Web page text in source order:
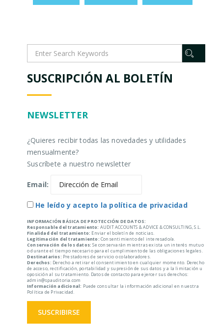
SUSCRIPCIÓN AL BOLETÍN
NEWSLETTER
¿Quieres recibir todas las novedades y utilidades
mensualmente?
Suscríbete a nuestro newsletter
Email:
He leído y acepto la política de privacidad
INFORMACIÓN BÁSICA DE PROTECCIÓN DE DATOS:
Responsable del tratamiento: AUDIT ACCOUNTS & ADVICE & CONSULTING, S.L.
Finalidad del tratamiento: Enviar el boletín de noticias.
Legitimación del tratamiento: Consentimiento del interesado/a.
Conservación de los datos: Se conservarán mientras exista un interés mutuo
o durante el tiempo necesario para el cumplimiento de las obligaciones legales.
Destinatarios: Prestadores de servicio o colaboradores.
Derechos: Derecho a retirar el consentimiento en cualquier momento. Derecho
de acceso, rectificación, portabilidad y supresión de sus datos y a la limitación u
oposición al su tratamiento. Datos de contacto para ejercer sus derechos:
admin@spauditoria.com
Información adicional: Puede consultar la información adicional en nuestra
Política de Privacidad.